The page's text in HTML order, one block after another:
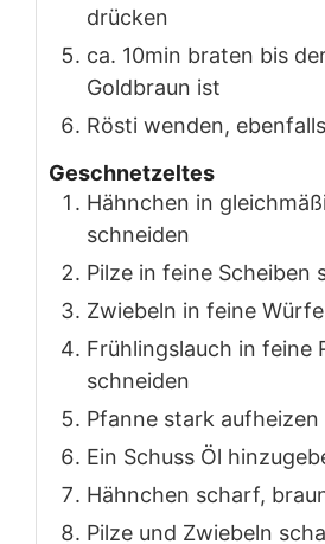
drücken
ca. 10min braten bis
Goldbraun ist
Rösti wenden,
Geschnetzeltes
Hähnchen in
schneiden
Pilze in feine Scheiben
Zwiebeln in feine
Frühlingslauch in feine
schneiden
Pfanne stark aufheizen
Ein Schuss Öl
Hähnchen scharf,
Pilze und Zwiebeln